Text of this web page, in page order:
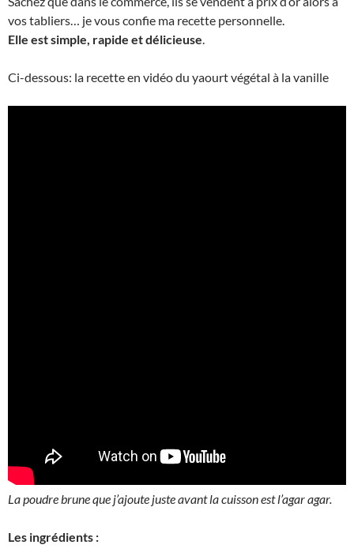
vos tabliers… je vous confie ma recette personnelle.
Elle est simple, rapide et délicieuse.
Ci-dessous: la recette en vidéo du yaourt végétal à la vanille
La poudre brune que j’ajoute juste avant la cuisson est l’agar agar.
Les ingrédients :